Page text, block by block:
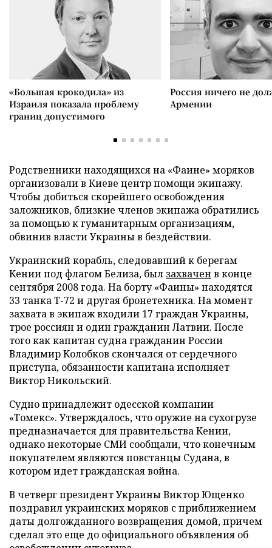
«Большая крокодила» из
Израиля показала проблему
границ допустимого
Россия ничего не
Армении
Родственники находящихся на «Фаине» моряков
организовали в Киеве центр помощи экипажу.
Чтобы добиться скорейшего освобождения
заложников, близкие членов экипажа обратились
за помощью к гуманитарным организациям,
обвинив власти Украины в бездействии.
Украинский корабль, следовавший к берегам
Кении под флагом Белиза, был захвачен в конце
сентября 2008 года. На борту «Фаины» находятся
33 танка Т-72 и другая бронетехника. На момент
захвата в экипаж входили 17 граждан Украины,
трое россиян и один гражданин Латвии. После
того как капитан судна гражданин России
Владимир Колобков скончался от сердечного
приступа, обязанности капитана исполняет
Виктор Никольский.
Судно принадлежит одесской компании
«Томекс». Утверждалось, что оружие на сухогрузе
предназначается для правительства Кении,
однако некоторые СМИ сообщали, что конечным
покупателем являются повстанцы Судана, в
котором идет гражданская война.
В четверг президент Украины Виктор Ющенко
поздравил украинских моряков с приближением
даты долгожданного возвращения домой, причем
сделал это еще до официального объявления об